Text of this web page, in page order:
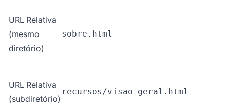
URL Relativa
(mesmo
diretório)
sobre.html
URL Relativa
(subdiretório)
recursos/visao-geral.html